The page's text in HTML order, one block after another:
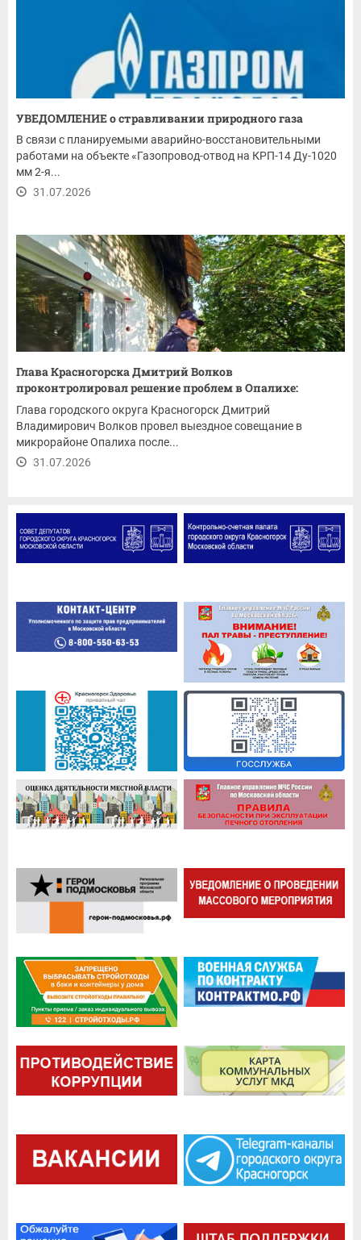
УВЕДОМЛЕНИЕ о стравливании природного газа
В связи с планируемыми аварийно-восстановительными
работами на объекте «Газопровод-отвод на КРП-14 Ду-1020
мм 2-я...
31.07.2026
Глава Красногорска Дмитрий Волков
проконтролировал решение проблем в Опалихе:
ремонт...
Глава городского округа Красногорск Дмитрий
Владимирович Волков провел выездное совещание в
микрорайоне Опалиха после...
31.07.2026